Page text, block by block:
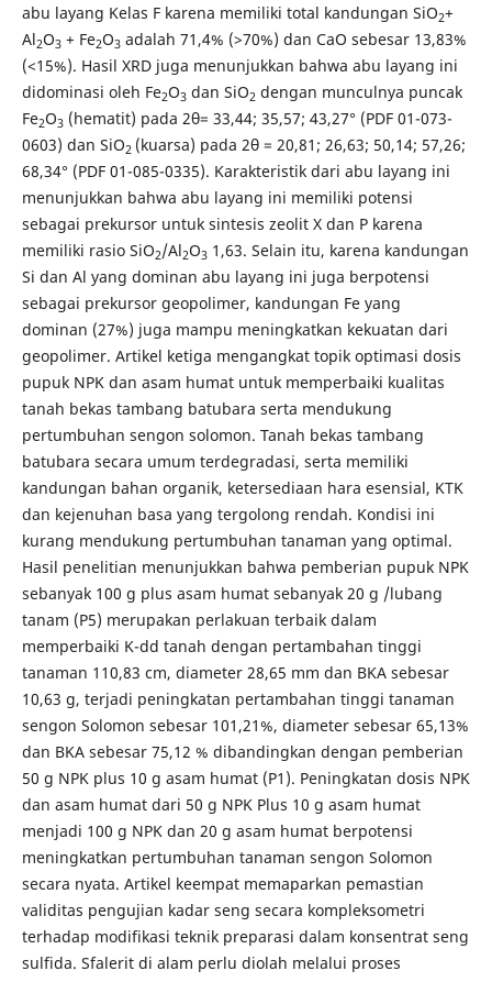
abu layang Kelas F karena memiliki total kandungan SiO2+
Al2O3 + Fe2O3 adalah 71,4% (>70%) dan CaO sebesar 13,83%
(<15%). Hasil XRD juga menunjukkan bahwa abu layang ini
didominasi oleh Fe2O3 dan SiO2 dengan munculnya puncak
Fe2O3 (hematit) pada 2θ= 33,44; 35,57; 43,27° (PDF 01-073-
0603) dan SiO2 (kuarsa) pada 2θ = 20,81; 26,63; 50,14; 57,26;
68,34° (PDF 01-085-0335). Karakteristik dari abu layang ini
menunjukkan bahwa abu layang ini memiliki potensi
sebagai prekursor untuk sintesis zeolit X dan P karena
memiliki rasio SiO2/Al2O3 1,63. Selain itu, karena kandungan
Si dan Al yang dominan abu layang ini juga berpotensi
sebagai prekursor geopolimer, kandungan Fe yang
dominan (27%) juga mampu meningkatkan kekuatan dari
geopolimer. Artikel ketiga mengangkat topik optimasi dosis
pupuk NPK dan asam humat untuk memperbaiki kualitas
tanah bekas tambang batubara serta mendukung
pertumbuhan sengon solomon. Tanah bekas tambang
batubara secara umum terdegradasi, serta memiliki
kandungan bahan organik, ketersediaan hara esensial, KTK
dan kejenuhan basa yang tergolong rendah. Kondisi ini
kurang mendukung pertumbuhan tanaman yang optimal.
Hasil penelitian menunjukkan bahwa pemberian pupuk NPK
sebanyak 100 g plus asam humat sebanyak 20 g /lubang
tanam (P5) merupakan perlakuan terbaik dalam
memperbaiki K-dd tanah dengan pertambahan tinggi
tanaman 110,83 cm, diameter 28,65 mm dan BKA sebesar
10,63 g, terjadi peningkatan pertambahan tinggi tanaman
sengon Solomon sebesar 101,21%, diameter sebesar 65,13%
dan BKA sebesar 75,12 % dibandingkan dengan pemberian
50 g NPK plus 10 g asam humat (P1). Peningkatan dosis NPK
dan asam humat dari 50 g NPK Plus 10 g asam humat
menjadi 100 g NPK dan 20 g asam humat berpotensi
meningkatkan pertumbuhan tanaman sengon Solomon
secara nyata. Artikel keempat memaparkan pemastian
validitas pengujian kadar seng secara kompleksometri
terhadap modifikasi teknik preparasi dalam konsentrat seng
sulfida. Sfalerit di alam perlu diolah melalui proses